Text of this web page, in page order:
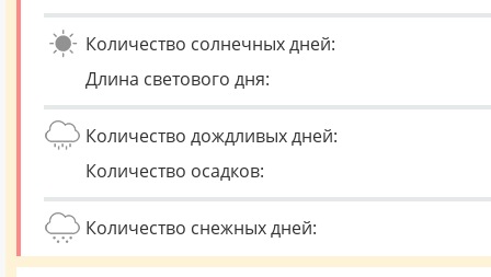
Количество солнечных дней:
Длина светового дня:
Количество дождливых дней:
Количество осадков:
Количество снежных дней: